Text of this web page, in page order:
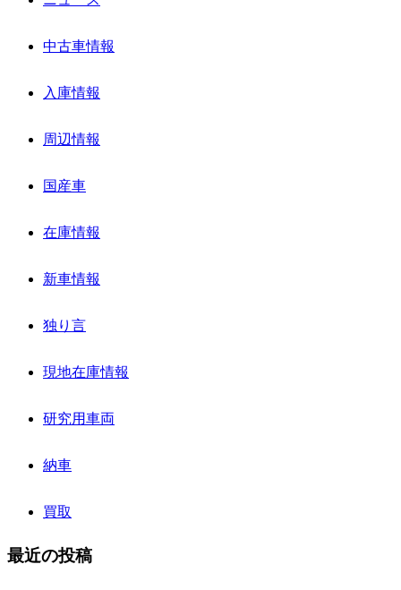
中古車情報
入庫情報
周辺情報
国産車
在庫情報
新車情報
独り言
現地在庫情報
研究用車両
納車
買取
最近の投稿